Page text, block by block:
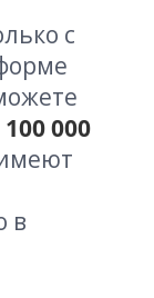
с
100 000
в